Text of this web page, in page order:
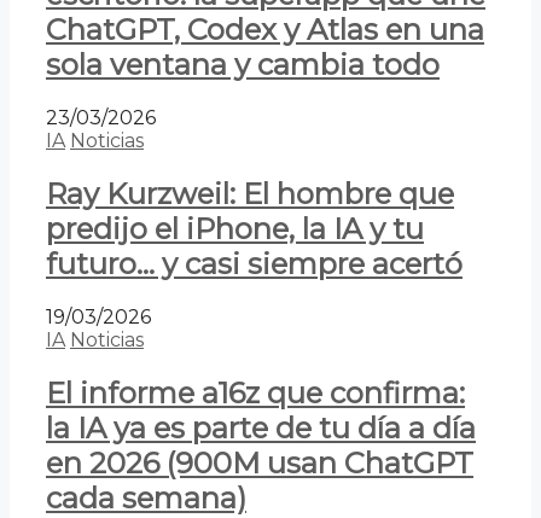
ChatGPT, Codex y Atlas en una
sola ventana y cambia todo
23/03/2026
IA Noticias
Ray Kurzweil: El hombre que
predijo el iPhone, la IA y tu
futuro… y casi siempre acertó
19/03/2026
IA Noticias
El informe a16z que confirma:
la IA ya es parte de tu día a día
en 2026 (900M usan ChatGPT
cada semana)